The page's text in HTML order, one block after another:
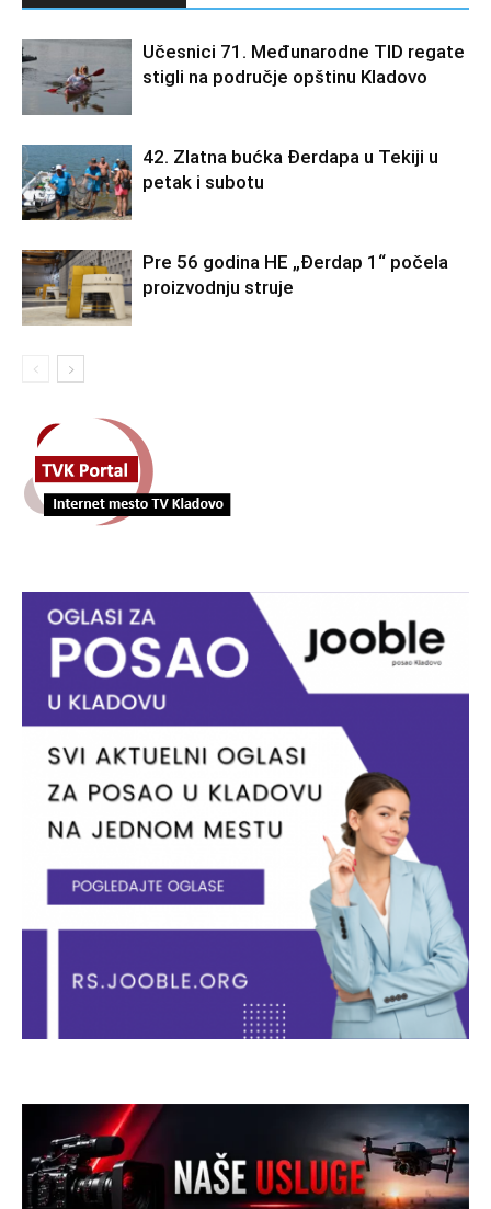
Učesnici 71. Međunarodne TID regate
stigli na područje opštinu Kladovo
42. Zlatna bućka Đerdapa u Tekiji u
petak i subotu
Pre 56 godina HE „Đerdap 1“ počela
proizvodnju struje